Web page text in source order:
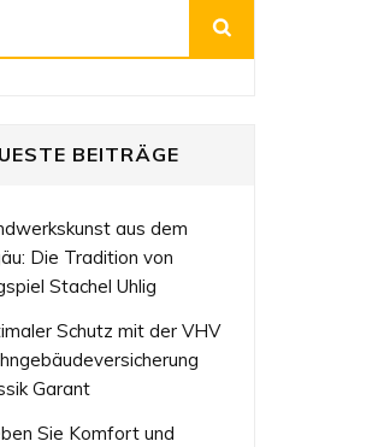
BEITRÄGE
aus dem
Die Tradition von
Stachel Uhlig
Schutz mit der VHV
Garant
Sie Komfort und